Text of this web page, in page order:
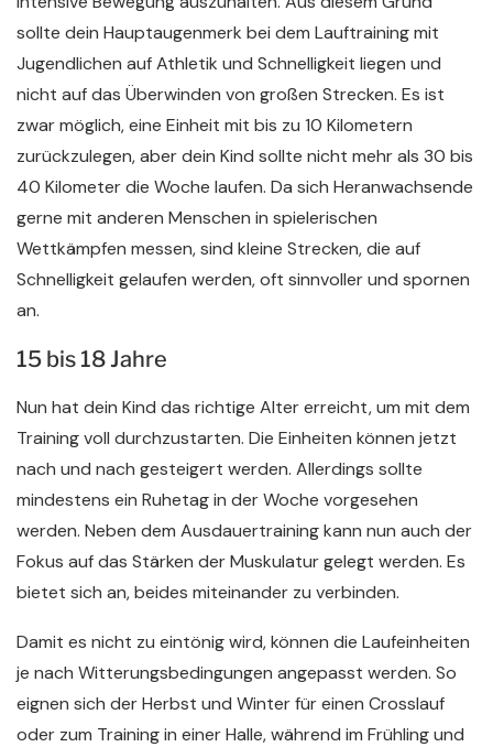
sollte dein Hauptaugenmerk bei dem Lauftraining mit
Jugendlichen auf Athletik und Schnelligkeit liegen und
nicht auf das Überwinden von großen Strecken. Es ist
zwar möglich, eine Einheit mit bis zu 10 Kilometern
zurückzulegen, aber dein Kind sollte nicht mehr als 30 bis
40 Kilometer die Woche laufen. Da sich Heranwachsende
gerne mit anderen Menschen in spielerischen
Wettkämpfen messen, sind kleine Strecken, die auf
Schnelligkeit gelaufen werden, oft sinnvoller und spornen
an.
15 bis 18 Jahre
Nun hat dein Kind das richtige Alter erreicht, um mit dem
Training voll durchzustarten. Die Einheiten können jetzt
nach und nach gesteigert werden. Allerdings sollte
mindestens ein Ruhetag in der Woche vorgesehen
werden. Neben dem Ausdauertraining kann nun auch der
Fokus auf das Stärken der Muskulatur gelegt werden. Es
bietet sich an, beides miteinander zu verbinden.
Damit es nicht zu eintönig wird, können die Laufeinheiten
je nach Witterungsbedingungen angepasst werden. So
eignen sich der Herbst und Winter für einen Crosslauf
oder zum Training in einer Halle, während im Frühling und